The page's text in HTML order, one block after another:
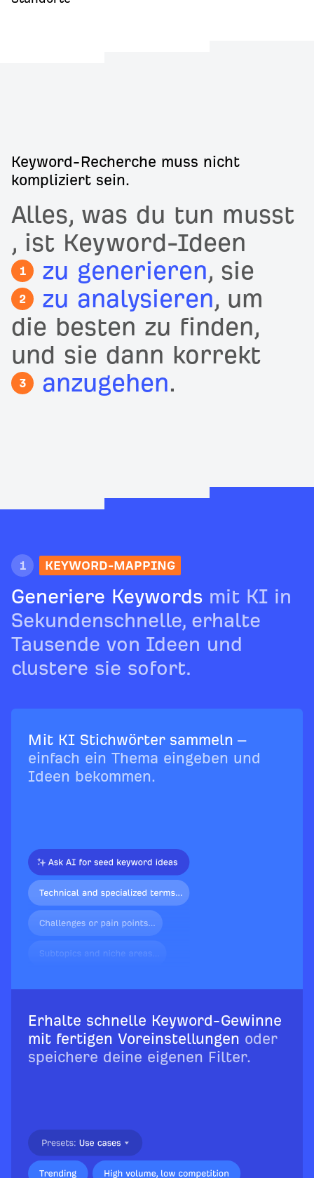
Keyword-Recherche muss nicht
kompliziert sein.
Alles, was du tun musst
, ist Keyword-Ideen
1 zu generieren, sie
2 zu analysieren, um
die besten zu finden,
und sie dann korrekt
3 anzugehen.
1 KEYWORD-MAPPING
Generiere Keywords mit KI in
Sekundenschnelle, erhalte
Tausende von Ideen und
clustere sie sofort.
Mit KI Stichwörter sammeln –
einfach ein Thema eingeben und
Ideen bekommen.
Erhalte schnelle Keyword-Gewinne
mit fertigen Voreinstellungen oder
speichere deine eigenen Filter.